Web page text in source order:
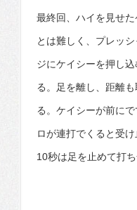
最終回、ハイを見せ
とは難しく、プレッ
ジにケイシーを押し
る。足を離し、距離
る。ケイシーが前に
ロが連打でくると受
10秒は足を止めて打